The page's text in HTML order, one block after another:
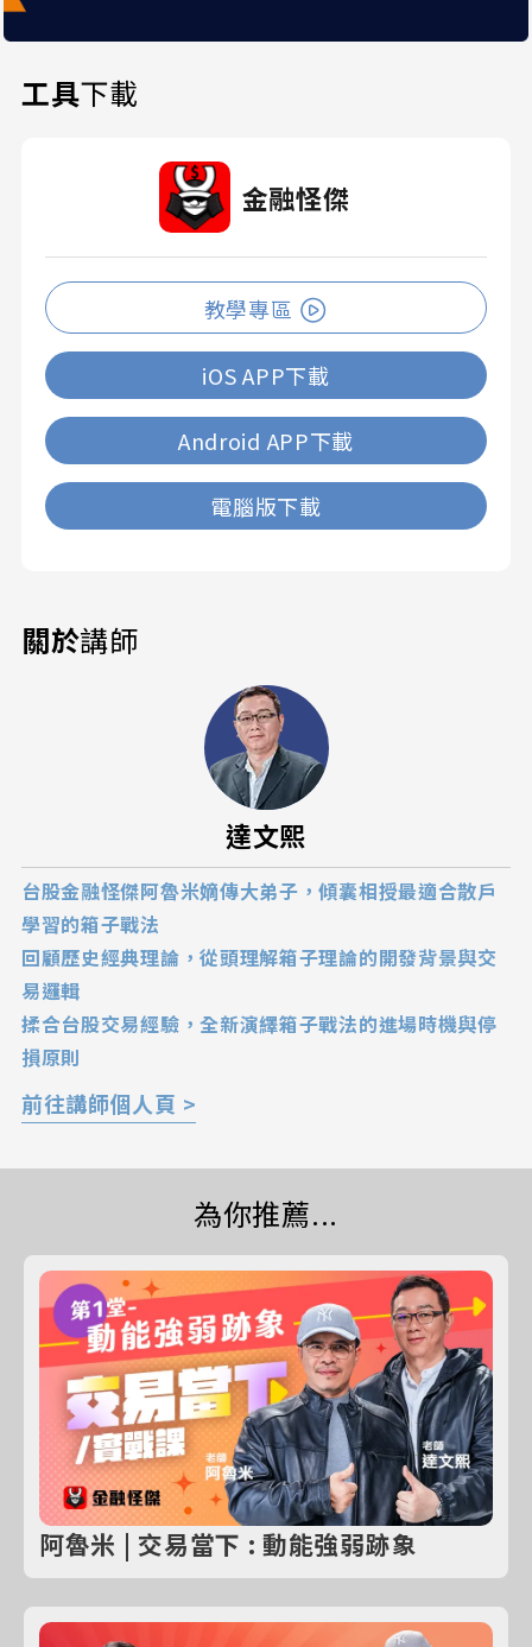
工具下載
金融怪傑
教學專區
iOS APP下載
Android APP下載
電腦版下載
關於講師
達文熙
台股金融怪傑阿魯米嫡傳大弟子，傾囊相授最適合散戶
學習的箱子戰法
回顧歷史經典理論，從頭理解箱子理論的開發背景與交
易邏輯
揉合台股交易經驗，全新演繹箱子戰法的進場時機與停
損原則
前往講師個人頁 >
為你推薦...
阿魯米 | 交易當下 : 動能強弱跡象